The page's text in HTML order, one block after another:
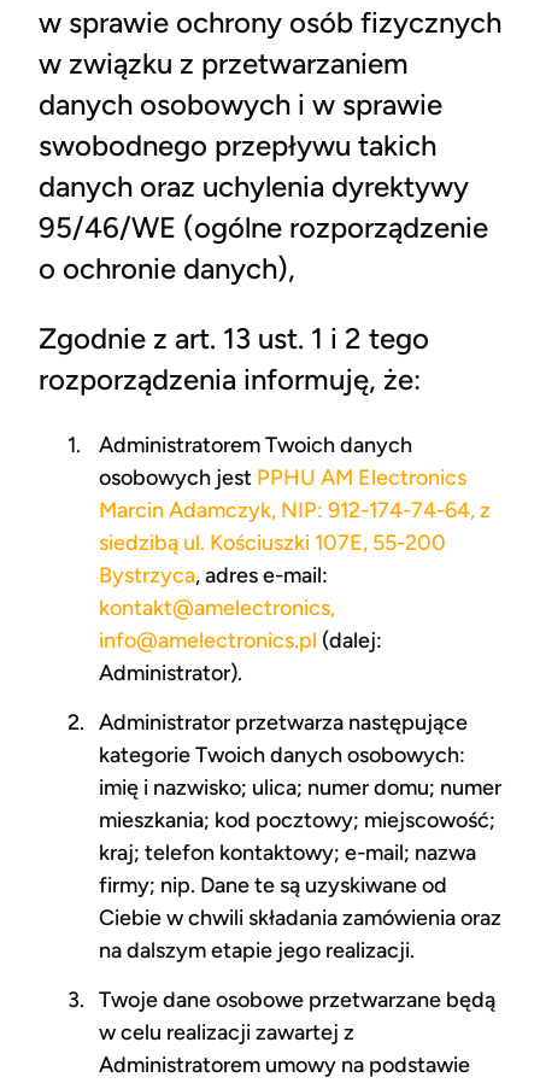
w sprawie ochrony osób fizycznych
w związku z przetwarzaniem
danych osobowych i w sprawie
swobodnego przepływu takich
danych oraz uchylenia dyrektywy
95/46/WE (ogólne rozporządzenie
o ochronie danych),
Zgodnie z art. 13 ust. 1 i 2 tego
rozporządzenia informuję, że:
Administratorem Twoich danych
osobowych jest PPHU AM Electronics
Marcin Adamczyk, NIP: 912-174-74-64, z
siedzibą ul. Kościuszki 107E, 55-200
Bystrzyca, adres e-mail:
kontakt@amelectronics,
info@amelectronics.pl (dalej:
Administrator).
Administrator przetwarza następujące
kategorie Twoich danych osobowych:
imię i nazwisko; ulica; numer domu; numer
mieszkania; kod pocztowy; miejscowość;
kraj; telefon kontaktowy; e-mail; nazwa
firmy; nip. Dane te są uzyskiwane od
Ciebie w chwili składania zamówienia oraz
na dalszym etapie jego realizacji.
Twoje dane osobowe przetwarzane będą
w celu realizacji zawartej z
Administratorem umowy na podstawie